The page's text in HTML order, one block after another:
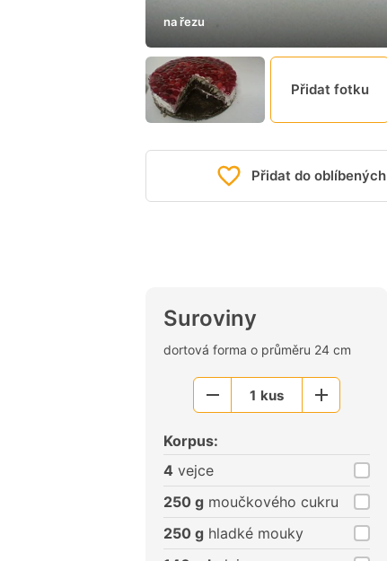
na řezu
Přidat fotku
Přidat do oblíbených
Suroviny
dortová forma o průměru 24 cm
1 kus
Větší
Korpus:
4 vejce
250 g moučkového cukru
250 g hladké mouky